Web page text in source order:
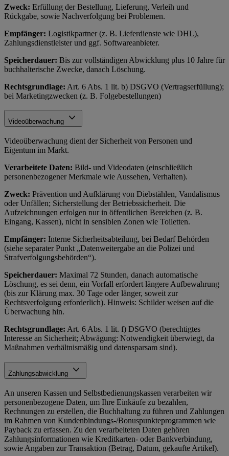
Zweck: Erfüllung der Bestellung, Lieferung, Verleih und
Rückgabe, sowie Nachverfolgung bei Problemen.
Empfänger: Logistikpartner (z. B. Lieferdienste wie DHL),
Zahlungsdienstleister und ggf. Softwareanbieter.
Speicherdauer: Bis zur vollständigen Abwicklung plus 10 Jahre für
buchhalterische Zwecke, danach Löschung.
Rechtsgrundlage: Art. 6 Abs. 1 lit. b) DSGVO (Vertragserfüllung);
bei Marketingzwecken (z. B. Folgebestellungen)
Videoüberwachung
Videoüberwachung dient der Sicherheit von Personen und
Eigentum im Markt.
Verarbeitete Daten: Bild- und Videodaten (einschließlich
personenbezogener Merkmale wie Aussehen, Verhalten).
Zweck: Prävention und Aufklärung von Diebstählen, Vandalismus
oder Unfällen; Sicherstellung der Betriebssicherheit. Die
Aufzeichnungen erfolgen nur in öffentlichen Bereichen (z. B.
Eingang, Kassen), nicht in sensiblen Zonen wie Toiletten.
Empfänger: Interne Sicherheitsabteilung, bei Bedarf Behörden
(siehe separater Punkt „Datenweitergabe an die Polizei und
Strafverfolgungsbehörden“).
Speicherdauer: Maximal 72 Stunden, danach automatische
Löschung, es sei denn, ein Vorfall erfordert längere Aufbewahrung
(bis zur Klärung max. 30 Tage oder länger, soweit zur
Rechtsverfolgung erforderlich). Hinweis: Schilder weisen auf die
Überwachung hin.
Rechtsgrundlage: Art. 6 Abs. 1 lit. f) DSGVO (berechtigtes
Interesse an Sicherheit; Abwägung: Notwendigkeit überwiegt, da
Maßnahmen verhältnismäßig und datensparsam sind).
Zahlungsabwicklung
An unseren Kassen und Selbstbedienungskassen verarbeiten wir
personenbezogene Daten, um Ihre Einkäufe zu bezahlen,
Rechnungen zu erstellen, die Buchhaltung zu führen und Zahlungen
im Rahmen von Kundenbindungs-/Bonuspunkteprogrammen wie
Payback zu erfassen. Zu den verarbeiteten Daten gehören
Zahlungsinformationen wie Kreditkarten- oder Bankverbindung,
sowie Angaben zur Transaktion (Betrag, Datum, gekaufte Artikel).